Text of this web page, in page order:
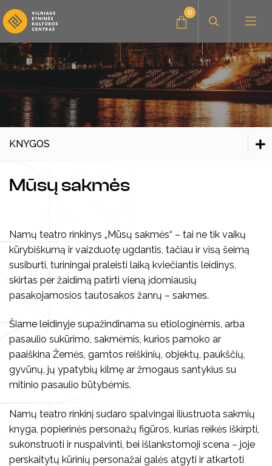
Administracinė informacija
Konkursai
Stovyklos
Koncertai
Vaizdo ir garso įrašai
Kūrybiniai rinkiniai
Vilniaus folkloro ansambliai
0
KNYGOS
Kūrybiniai rinkiniai
Kita
Mūsų sakmės
Namų teatro rinkinys „Mūsų sakmės“ – tai ne tik vaikų
kūrybiškumą ir vaizduotę ugdantis, tačiau ir visą šeimą
susiburti, turiningai praleisti laiką kviečiantis leidinys,
skirtas per žaidimą patirti vieną įdomiausių
pasakojamosios tautosakos žanrų – sakmes.
Šiame leidinyje supažindinama su etiologinėmis, arba
pasaulio sukūrimo, sakmėmis, kurios pamoko ar
paaiškina Žemės, gamtos reiškinių, objektų, paukščių,
gyvūnų, jų ypatybių kilmę ar žmogaus santykius su
mitinio pasaulio būtybėmis.
Namų teatro rinkinį sudaro spalvingai iliustruota sakmių
knyga, popierinės personažų figūros, kurias reikės iškirpti,
sukonstruoti ir nuspalvinti, bei išlankstomoji scena – joje
perskaitytų kūrinių personažai galės atgyti ir atkartoti